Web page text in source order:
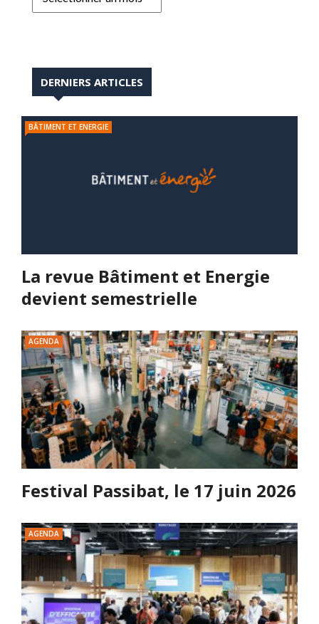
DERNIERS ARTICLES
BÂTIMENT ET ENERGIE
La revue Bâtiment et Energie
devient semestrielle
AGENDA
Festival Passibat, le 17 juin 2026
AGENDA